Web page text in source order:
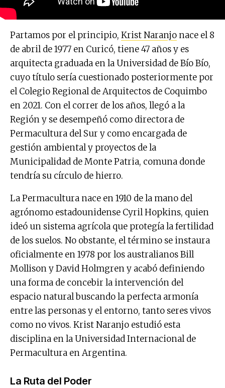
Partamos por el principio, Krist Naranjo nace el 8
de abril de 1977 en Curicó, tiene 47 años y es
arquitecta graduada en la Universidad de Bío Bío,
cuyo título sería cuestionado posteriormente por
el Colegio Regional de Arquitectos de Coquimbo
en 2021. Con el correr de los años, llegó a la
Región y se desempeñó como directora de
Permacultura del Sur y como encargada de
gestión ambiental y proyectos de la
Municipalidad de Monte Patria, comuna donde
tendría su círculo de hierro.
La Permacultura nace en 1910 de la mano del
agrónomo estadounidense Cyril Hopkins, quien
ideó un sistema agrícola que protegía la fertilidad
de los suelos. No obstante, el término se instaura
oficialmente en 1978 por los australianos Bill
Mollison y David Holmgren y acabó definiendo
una forma de concebir la intervención del
espacio natural buscando la perfecta armonía
entre las personas y el entorno, tanto seres vivos
como no vivos. Krist Naranjo estudió esta
disciplina en la Universidad Internacional de
Permacultura en Argentina.
La Ruta del Poder